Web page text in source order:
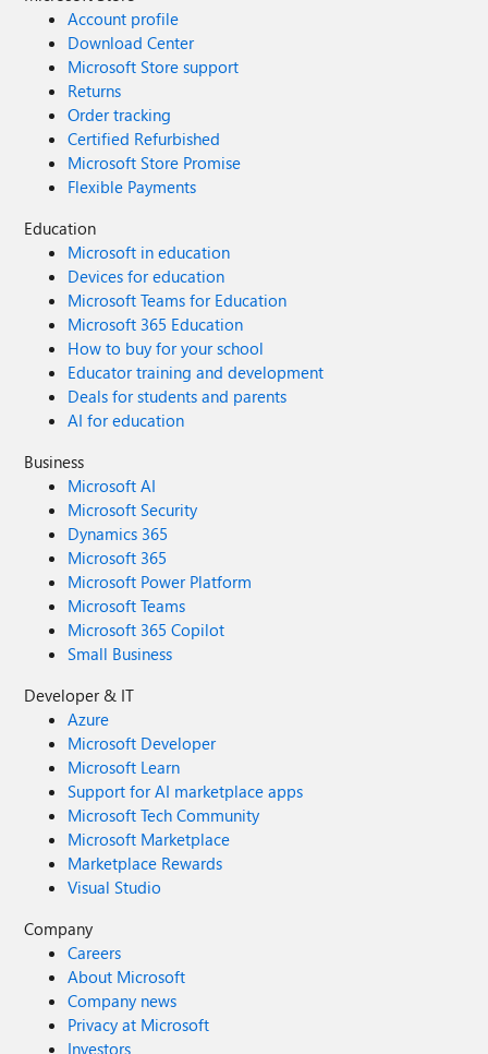
Account profile
Download Center
Microsoft Store support
Returns
Order tracking
Certified Refurbished
Microsoft Store Promise
Flexible Payments
Education
Microsoft in education
Devices for education
Microsoft Teams for Education
Microsoft 365 Education
How to buy for your school
Educator training and development
Deals for students and parents
AI for education
Business
Microsoft AI
Microsoft Security
Dynamics 365
Microsoft 365
Microsoft Power Platform
Microsoft Teams
Microsoft 365 Copilot
Small Business
Developer & IT
Azure
Microsoft Developer
Microsoft Learn
Support for AI marketplace apps
Microsoft Tech Community
Microsoft Marketplace
Marketplace Rewards
Visual Studio
Company
Careers
About Microsoft
Company news
Privacy at Microsoft
Investors